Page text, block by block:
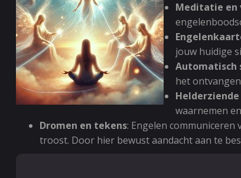
Meditatie en
jouw huidige
Automatisch
het
waarnemen
Dromen en tekens: Engelen
troost. Door hier bewust aandacht aan te